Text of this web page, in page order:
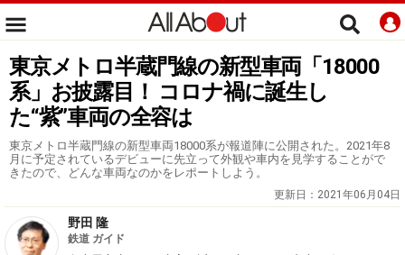
東京メトロ半蔵門線の新型車両「18000
系」お披露目！ コロナ禍に誕生し
た“紫”車両の全容は
東京メトロ半蔵門線の新型車両18000系が報道陣に公開された。2021年8
月に予定されているデビューに先立って外観や車内を見学することがで
きたので、どんな車両なのかをレポートしよう。
更新日： 2021年06月04日
野田 隆
鉄道 ガイド